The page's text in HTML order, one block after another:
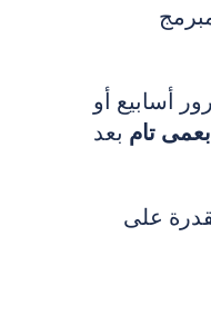
أسابيع أو
بعمى تام بعد
على